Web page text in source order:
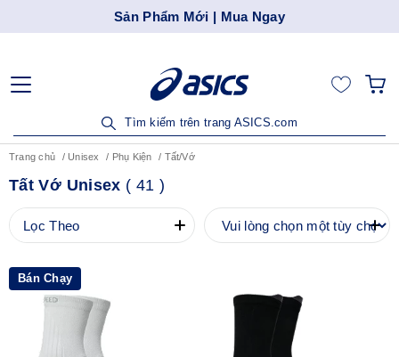
Sản Phẩm Mới | Mua Ngay
Tìm kiếm trên trang ASICS.com
Trang chủ Unisex Phụ Kiện Tất/Vớ
Tất Vớ Unisex ( 41 )
Lọc Theo
Bán Chạy